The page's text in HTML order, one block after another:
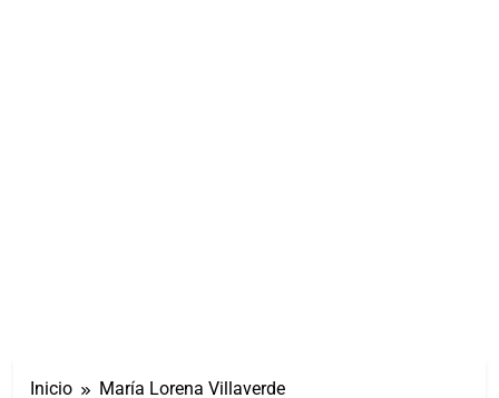
Inicio María Lorena Villaverde